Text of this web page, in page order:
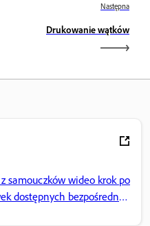
Następna
Drukowanie wątków
samouczków wideo krok po
dostępnych bezpośrednio